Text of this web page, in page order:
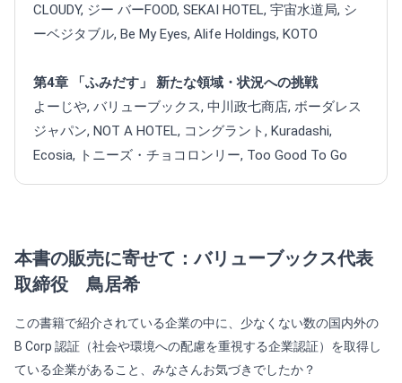
CLOUDY, ジー バーFOOD, SEKAI HOTEL, 宇宙水道局, シ
ーベジタブル, Be My Eyes, Alife Holdings, KOTO
第4章 「ふみだす」 新たな領域・状況への挑戦
よーじや, バリューブックス, 中川政七商店, ボーダレス
ジャパン, NOT A HOTEL, コングラント, Kuradashi,
Ecosia, トニーズ・チョコロンリー, Too Good To Go
本書の販売に寄せて：バリューブックス代表
取締役 鳥居希
この書籍で紹介されている企業の中に、少なくない数の国内外の
B Corp 認証（社会や環境への配慮を重視する企業認証）を取得し
ている企業があること、みなさんお気づきでしたか？